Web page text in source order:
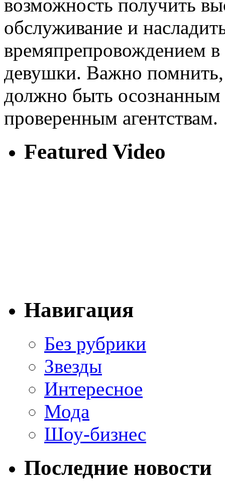
возможность получить
обслуживание и
времяпрепровождением
девушки. Важно помнить,
должно быть осознанным
проверенным агентствам.
Featured Video
Навигация
Без рубрики
Звезды
Интересное
Мода
Шоу-бизнес
Последние новости